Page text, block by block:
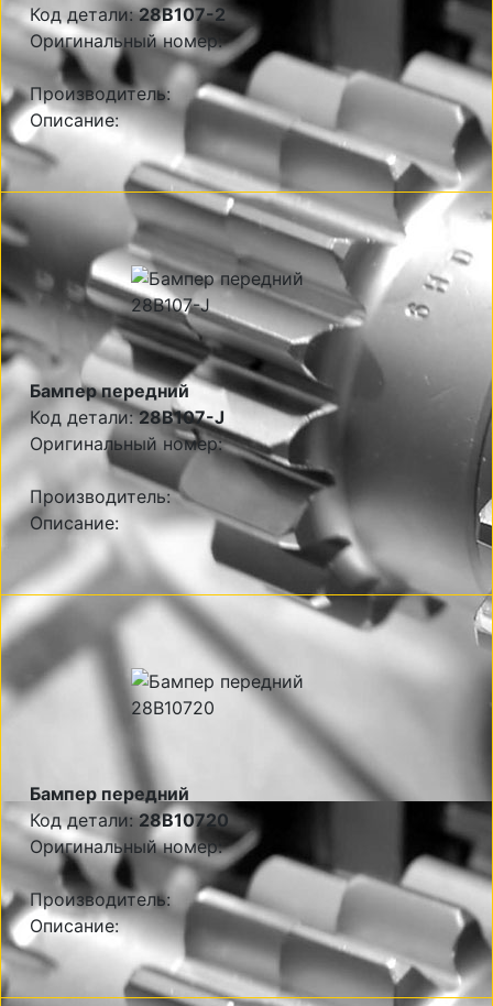
Код детали:28B107-2
Оригинальный номер:
Производитель:
Описание:
Бампер передний
Код детали:28B107-J
Оригинальный номер:
Производитель:
Описание:
Бампер передний
Код детали:28B10720
Оригинальный номер:
Производитель:
Описание: